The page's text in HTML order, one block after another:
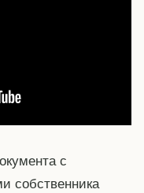
с
собственника